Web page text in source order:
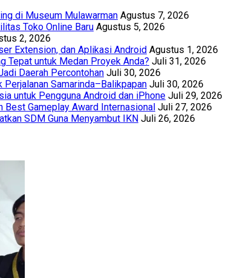
di Museum Mulawarman Agustus 7, 2026
Toko Online Baru Agustus 5, 2026
2, 2026
Extension, dan Aplikasi Android Agustus 1, 2026
Tepat untuk Medan Proyek Anda? Juli 31, 2026
Daerah Percontohan Juli 30, 2026
Samarinda–Balikpapan Juli 30, 2026
untuk Pengguna Android dan iPhone Juli 29, 2026
Best Gameplay Award Internasional Juli 27, 2026
SDM Guna Menyambut IKN Juli 26, 2026